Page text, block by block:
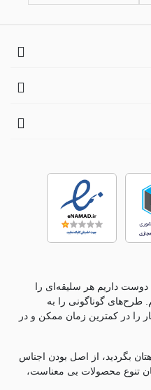
داریم هر سلیقه‌ای را
طرح‌های گوناگونی را به
را در کمترین زمان ممکن و در
بگردید، از اصل بودن اجناس
تنوع محصولات بی معناست،